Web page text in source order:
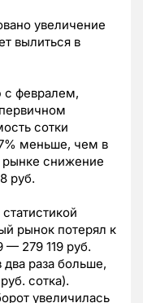
увеличение
вылиться в
с февралем,
сотки
меньше, чем в
снижение
руб.
рынок потерял к
— 279 119 руб.
два раза больше,
сотка).
увеличилась